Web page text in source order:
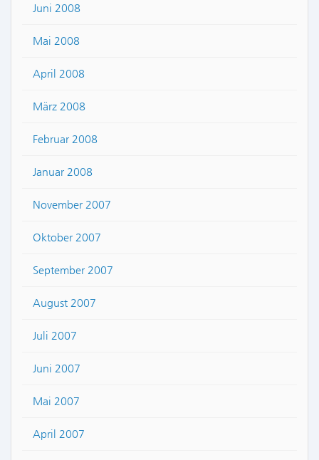
Juni 2008
Mai 2008
April 2008
März 2008
Februar 2008
Januar 2008
November 2007
Oktober 2007
September 2007
August 2007
Juli 2007
Juni 2007
Mai 2007
April 2007